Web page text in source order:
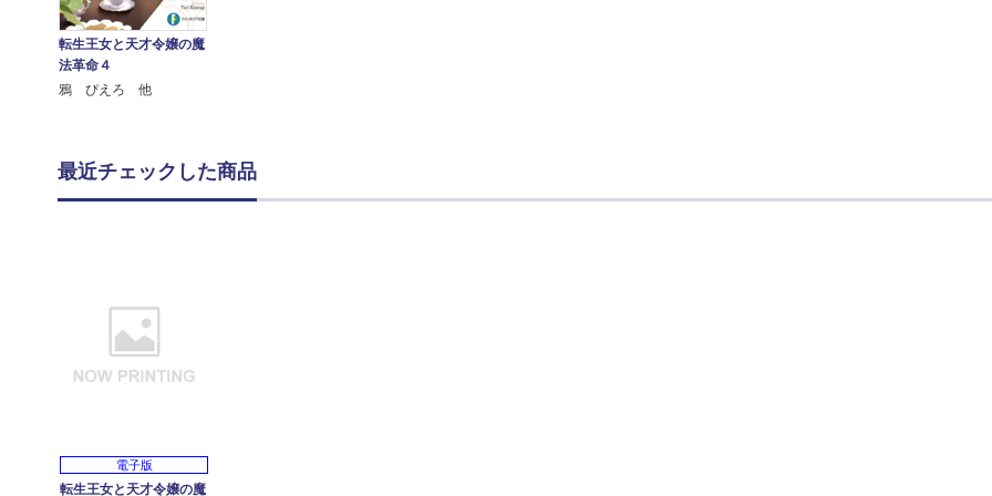
転生王女と天才令嬢の魔
法革命４
鴉 ぴえろ 他
最近チェックした商品
電子版
転生王女と天才令嬢の魔